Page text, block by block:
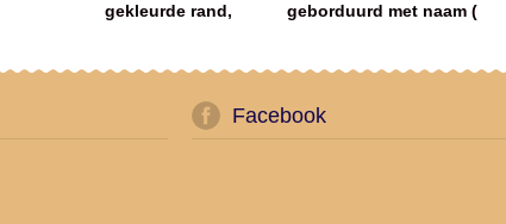
gekleurde rand,
geborduurd met naam (
Facebook